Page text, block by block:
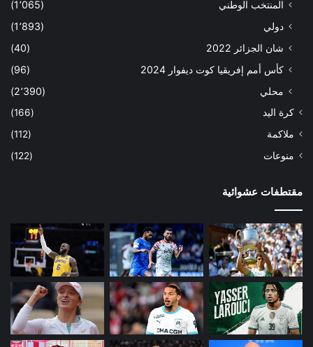
المنتخب الوطني
(1٬065)
دولي
(1٬893)
شان الجزائر 2022
(40)
كأس أمم إفريقيا كوت ديفوار 2024
(96)
محلي
(2٬390)
كرة اليد
(166)
ملاكمة
(112)
منوعات
(122)
مقتطفات عشوائية